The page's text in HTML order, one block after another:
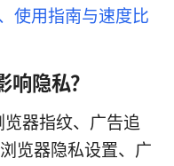
使用指南与速度比
隐私？
器指纹、广告追
览器隐私设置、广